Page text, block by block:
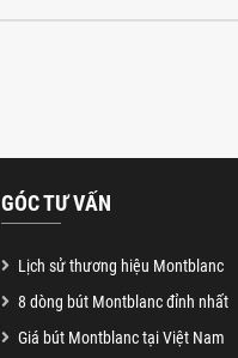
GÓC TƯ VẤN
Lịch sử thương hiệu Montblanc
8 dòng bút Montblanc đỉnh nhất
Giá bút Montblanc tại Việt Nam